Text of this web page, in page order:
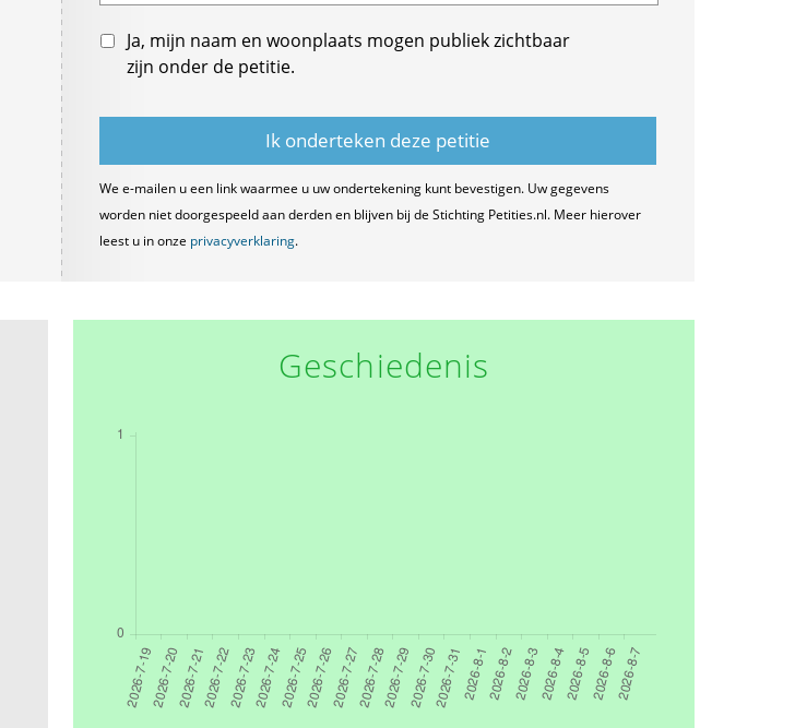
Ja, mijn naam en woonplaats mogen publiek zichtbaar
zijn onder de petitie.
We e-mailen u een link waarmee u uw ondertekening kunt bevestigen. Uw gegevens
worden niet doorgespeeld aan derden en blijven bij de Stichting Petities.nl. Meer hierover
leest u in onze privacyverklaring.
Geschiedenis